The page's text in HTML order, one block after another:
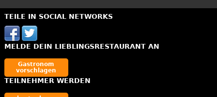
TEILE IN SOCIAL NETWORKS
MELDE DEIN LIEBLINGSRESTAURANT AN
Gastronom
vorschlagen
TEILNEHMER WERDEN